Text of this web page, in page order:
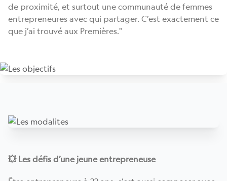
de proximité, et surtout une communauté de femmes
entrepreneures avec qui partager. C’est exactement ce
que j’ai trouvé aux Premières."
💥 Les défis d’une jeune entrepreneuse